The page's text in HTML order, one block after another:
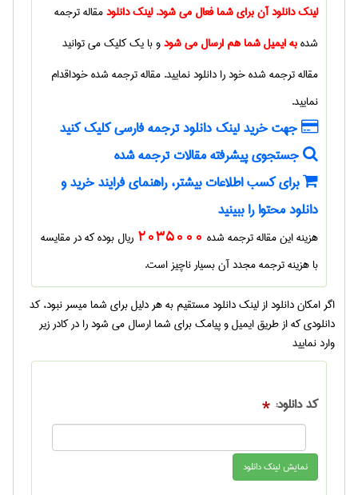
لینک دانلود آن برای شما فعال می شود. لینک دانلودمقاله ترجمه
شدهبه ایمیل شما هم ارسال می شودو با یک کلیک می توانید
مقاله ترجمه شدهخود را دانلود نمایید.مقاله ترجمه شدهخوداقدام
نمایید.
جهت خرید لینک دانلود ترجمه فارسی کلیک کنید
جستجوی پیشرفته مقالات ترجمه شده
برای کسب اطلاعات بیشتر، راهنمای فرایند خرید و
دانلود محتوا را ببینید
هزینه این مقاله ترجمه شده 2035000 ریال بوده که در مقایسه
با هزینه ترجمه مجدد آن بسیار ناچیز است.
اگر امکان دانلود از لینک دانلود مستقیم به هر دلیل برای شما میسر نبود، کد
دانلودی که از طریق ایمیل و پیامک برای شما ارسال می شود را در کادر زیر
وارد نمایید
کد دانلود: *